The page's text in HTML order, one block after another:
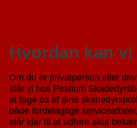
Hvordan kan
Om du er privatperson eller
står vi hos Pestium
at tage os af dine
både fordelagtige
står klar til at udføre akut